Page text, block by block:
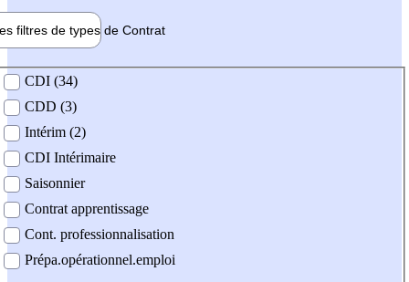
filtres de types de Contrat
contrat
CDI (34)
CDD (3)
Intérim (2)
CDI Intérimaire
Saisonnier
Contrat apprentissage
Cont. professionnalisation
Prépa.opérationnel.emploi